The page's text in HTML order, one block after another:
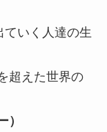
ていく人達の生
超えた世界の